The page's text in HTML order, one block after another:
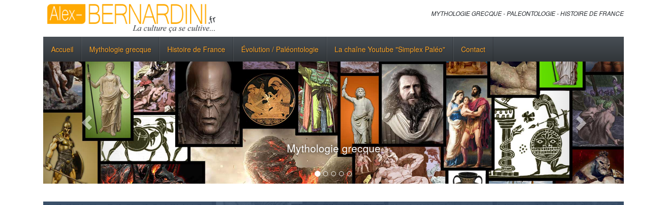
MYTHOLOGIE GRECQUE - PALEONTOLOGIE - HISTOIRE DE FRANCE
Accueil Mythologie grecque Histoire de France Évolution / Paléontologie La chaîne Youtube "Simplex Paléo" Contact
Mythologie grecque
Previous Next